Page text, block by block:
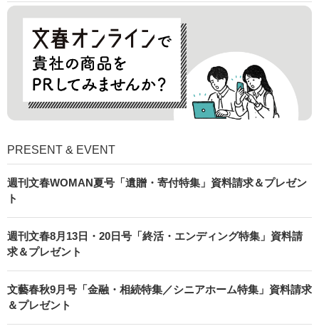
PRESENT & EVENT
週刊文春WOMAN夏号「遺贈・寄付特集」資料請求＆プレゼン
ト
週刊文春8月13日・20日号「終活・エンディング特集」資料請
求＆プレゼント
文藝春秋9月号「金融・相続特集／シニアホーム特集」資料請求
＆プレゼント